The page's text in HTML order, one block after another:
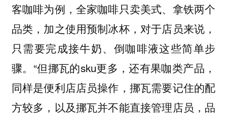
客咖啡为例，全家咖啡只卖美式、拿铁两个
品类，加之使用预制冰杯，对于店员来说，
只需要完成接牛奶、倒咖啡液这些简单步
骤。“但挪瓦的sku更多，还有果咖类产品，
同样是便利店店员操作，挪瓦需要记住的配
方较多，以及挪瓦并不能直接管理店员，品